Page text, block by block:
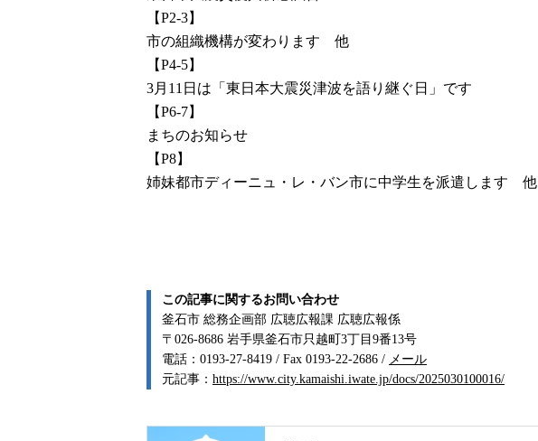
【P2-3】
市の組織機構が変わります 他
【P4-5】
3月11日は「東日本大震災津波を語り継ぐ日」です
【P6-7】
まちのお知らせ
【P8】
姉妹都市ディーニュ・レ・バン市に中学生を派遣します 他
この記事に関するお問い合わせ
釜石市 総務企画部 広聴広報課 広聴広報係
〒026-8686 岩手県釜石市只越町3丁目9番13号
電話：0193-27-8419 / Fax 0193-22-2686 / メール
元記事： https://www.city.kamaishi.iwate.jp/docs/2025030100016/